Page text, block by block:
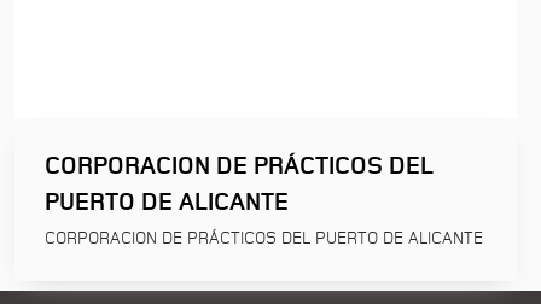
CORPORACION DE PRÁCTICOS DEL
PUERTO DE ALICANTE
CORPORACION DE PRÁCTICOS DEL PUERTO DE ALICANTE